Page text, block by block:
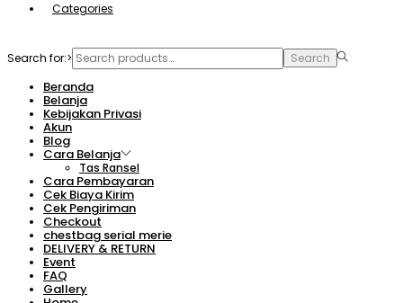
Categories
Search for:> Search
Beranda
Belanja
Kebijakan Privasi
Akun
Blog
Cara Belanja
Tas Ransel
Cara Pembayaran
Cek Biaya Kirim
Cek Pengiriman
Checkout
chestbag serial merie
DELIVERY & RETURN
Event
FAQ
Gallery